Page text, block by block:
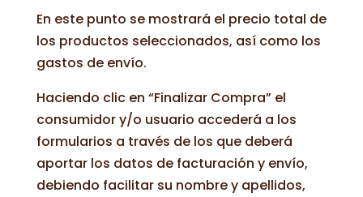
En este punto se mostrará el precio total de
los productos seleccionados, así como los
gastos de envío.
Haciendo clic en “Finalizar Compra” el
consumidor y/o usuario accederá a los
formularios a través de los que deberá
aportar los datos de facturación y envío,
debiendo facilitar su nombre y apellidos,